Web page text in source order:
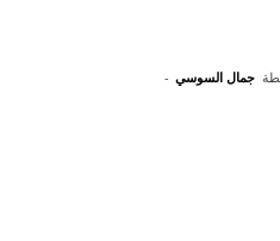
جمال السوسي -